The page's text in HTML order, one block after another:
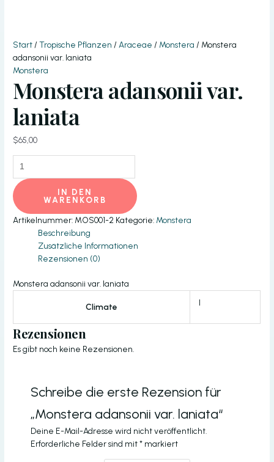
Start /Tropische Pflanzen / Araceae / Monstera / Monstera
adansonii var. laniata
Monstera
Monstera adansonii var.
laniata
$65,00
var.
laniata
Menge
IN DEN
WARENKORB
Artikelnummer: MOS001-2 Kategorie: Monstera
Beschreibung
Zusätzliche Informationen
Rezensionen (0)
Monstera adansonii var. laniata
Climate I
Rezensionen
Es gibt noch keine Rezensionen.
Schreibe die erste Rezension für
„Monstera adansonii var. laniata“
Deine E-Mail-Adresse wird nicht veröffentlicht.
Erforderliche Felder sind mit* markiert